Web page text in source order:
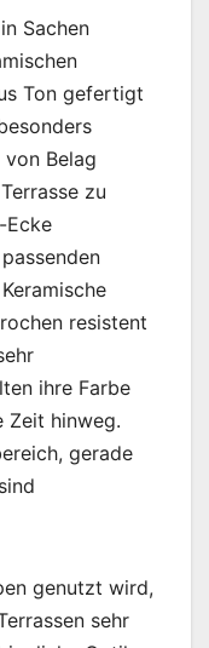
Sachen
Ton gefertigt
Belag
zu
Ecke
resistent
ihre Farbe
Zeit hinweg.
gerade
genutzt wird,
sehr